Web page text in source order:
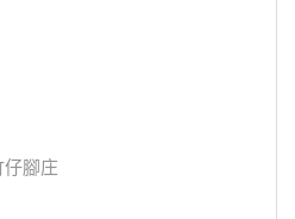
仔腳庄